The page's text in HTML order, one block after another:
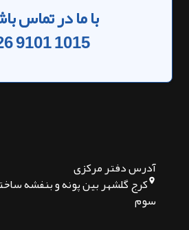
با ما در تماس
9101 1015
آدرس دفتر مرکزی
کرج گلشهر بین پونه و بنفشه
سوم